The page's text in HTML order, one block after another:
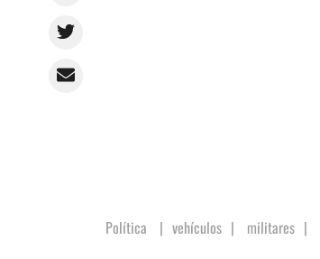
Política vehículos | militares |